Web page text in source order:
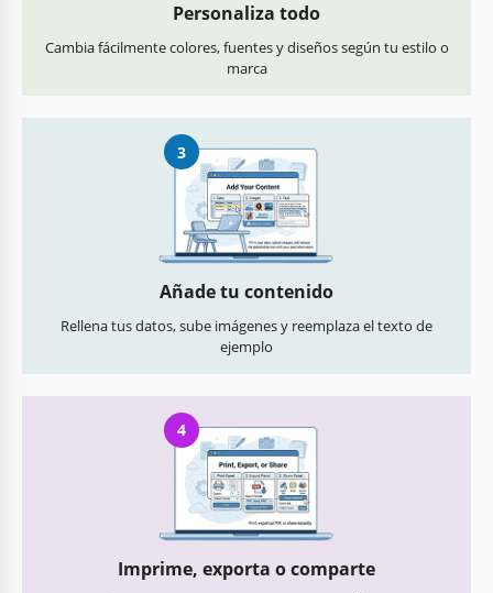
Personaliza todo
Cambia fácilmente colores, fuentes y diseños según tu estilo o
marca
3
Añade tu contenido
Rellena tus datos, sube imágenes y reemplaza el texto de
ejemplo
4
Imprime, exporta o comparte